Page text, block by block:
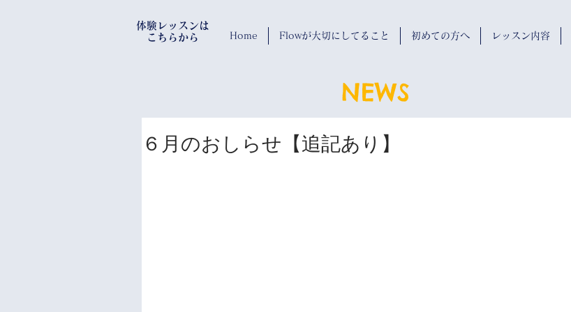
Home Flowが大切にしてること 初めての方へ レッスン内容
​体験レッスンは
​ こちらから
NEWS
６月のおしらせ【追記あり】